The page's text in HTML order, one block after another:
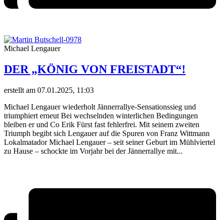
Michael Lengauer
DER „KÖNIG VON FREISTADT“!
erstellt am 07.01.2025, 11:03
Michael Lengauer wiederholt Jännerrallye-Sensationssieg und
triumphiert erneut Bei wechselnden winterlichen Bedingungen
bleiben er und Co Erik Fürst fast fehlerfrei. Mit seinem zweiten
Triumph begibt sich Lengauer auf die Spuren von Franz Wittmann
Lokalmatador Michael Lengauer – seit seiner Geburt im Mühlviertel
zu Hause – schockte im Vorjahr bei der Jännerrallye mit...